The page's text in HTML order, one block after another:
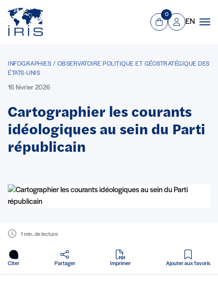
Aller au contenu principal
Panier
0
Mon compte
EN
INFOGRAPHIES / OBSERVATOIRE POLITIQUE ET GÉOSTRATÉGIQUE DES
ÉTATS-UNIS
16 février 2026
Cartographier les courants
idéologiques au sein du Parti
républicain
1 min. de lecture
Citer Partager Imprimer
en PDF
Ajouter aux favoris